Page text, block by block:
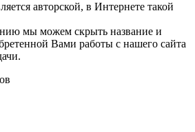
авторской, в Интернете такой
мы можем скрыть название и
Вами работы с нашего сайта